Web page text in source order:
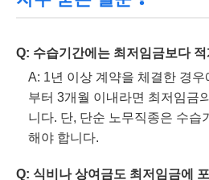
Q: 수습기간에는 최저임금보다
A: 1년 이상 계약을 체결한 경
부터 3개월 이내라면 최저임금
니다. 단, 단순 노무직종은 수습
해야 합니다.
Q: 식비나 상여금도 최저임금에